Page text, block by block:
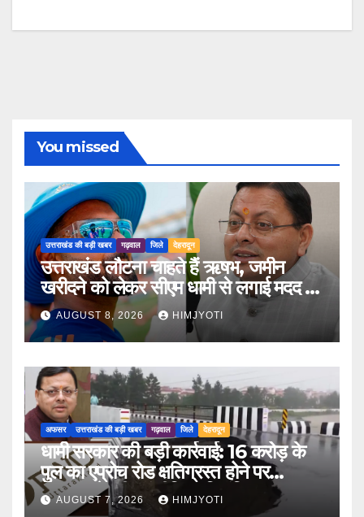
You missed
उत्तराखंड की बड़ी खबर गढ़वाल जिले देहरादून
उत्तराखंड लौटना चाहते हैं ऋषभ, जमीन
खरीदने को लेकर सीएम धामी से लगाई मदद की
गुहारAUGUST 8, 2026 HIMJYOTI
अफसर उत्तराखंड की बड़ी खबर गढ़वाल जिले देहरादून
धामी सरकार की बड़ी कार्रवाई: 16 करोड़ के
पुल का एप्रोच रोड क्षतिग्रस्त होने पर
PWD के तीन इंजीनियर निलंबित
AUGUST 7, 2026 HIMJYOTI